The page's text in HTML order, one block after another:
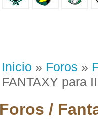
Inicio » Foros »
FANTAXY para
Foros /